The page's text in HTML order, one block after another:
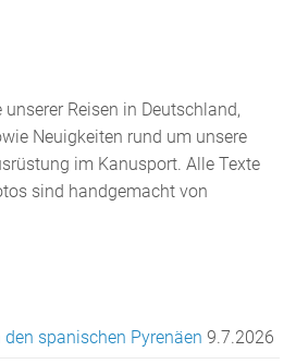
Reisen in Deutschland,
Neuigkeiten rund um unsere
im Kanusport. Alle Texte
sind handgemacht von
spanischen Pyrenäen 9.7.2026